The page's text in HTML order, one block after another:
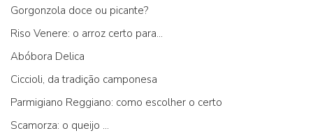
Gorgonzola doce ou picante?
Riso Venere: o arroz certo para...
Abóbora Delica
Ciccioli, da tradição camponesa
Parmigiano Reggiano: como escolher o certo
Scamorza: o queijo ...